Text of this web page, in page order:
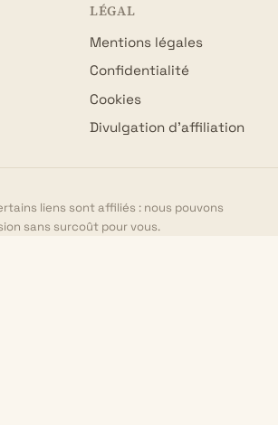
LÉGAL
Mentions légales
Confidentialité
Cookies
Divulgation d’affiliation
liens sont affiliés : nous pouvons
sans surcoût pour vous.